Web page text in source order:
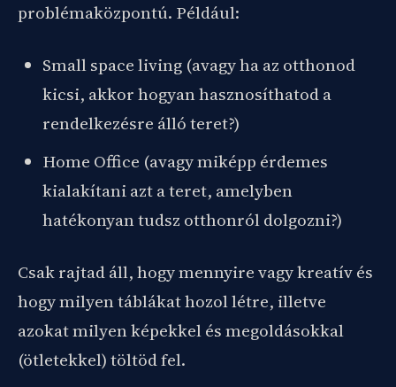
problémaközpontú. Például:
Small space living (avagy ha az otthonod
kicsi, akkor hogyan hasznosíthatod a
rendelkezésre álló teret?)
Home Office (avagy miképp érdemes
kialakítani azt a teret, amelyben
hatékonyan tudsz otthonról dolgozni?)
Csak rajtad áll, hogy mennyire vagy kreatív és
hogy milyen táblákat hozol létre, illetve
azokat milyen képekkel és megoldásokkal
(ötletekkel) töltöd fel.